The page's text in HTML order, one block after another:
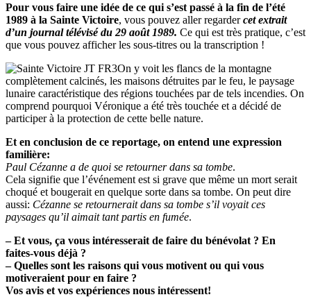
Pour vous faire une idée de ce qui s’est passé à la fin de l’été
1989 à la Sainte Victoire, vous pouvez aller regardercet extrait
d’un journal télévisé du 29 août 1989. Ce qui est très pratique, c’est
que vous pouvez afficher les sous-titres ou la transcription !
On y voit les flancs de la montagne
complètement calcinés, les maisons détruites par le feu, le paysage
lunaire caractéristique des régions touchées par de tels incendies. On
comprend pourquoi Véronique a été très touchée et a décidé de
participer à la protection de cette belle nature.
Et en conclusion de ce reportage, on entend une expression
familière:
Paul Cézanne a de quoi se retourner dans sa tombe.
Cela signifie que l’événement est si grave que même un mort serait
choqué et bougerait en quelque sorte dans sa tombe. On peut dire
aussi: Cézanne se retournerait dans sa tombe s’il voyait ces
paysages qu’il aimait tant partis en fumée.
– Et vous, ça vous intéresserait de faire du bénévolat ? En
faites-vous déjà ?
– Quelles sont les raisons qui vous motivent ou qui vous
motiveraient pour en faire ?
Vos avis et vos expériences nous intéressent!